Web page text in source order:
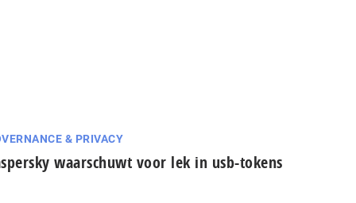
& PRIVACY
waarschuwt voor lek in usb-tokens